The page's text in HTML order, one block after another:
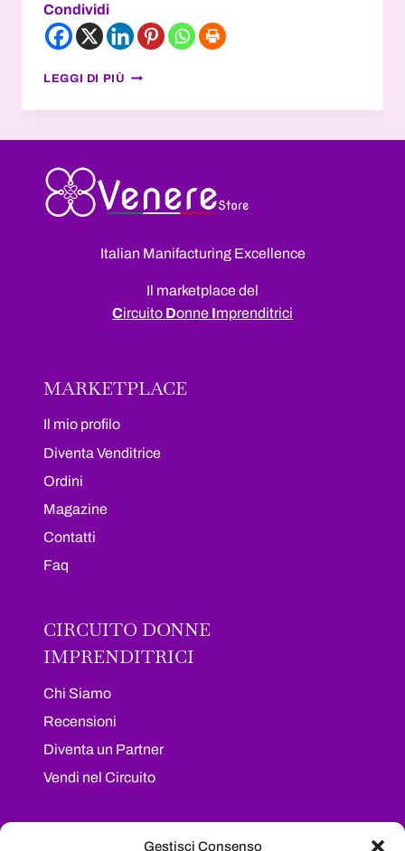
Gestisci Consenso
Condividi
LEGGI DI PIÙ WEBINAR
DI
DA
DELLA
Italian Manifacturing Excellence
Il marketplace del
Circuito Donne Imprenditrici
MARKETPLACE
Il mio profilo
Diventa Venditrice
Ordini
Magazine
Contatti
Faq
CIRCUITO DONNE
IMPRENDITRICI
Chi Siamo
Recensioni
Diventa un Partner
Vendi nel Circuito
I NOSTRI SOCIAL